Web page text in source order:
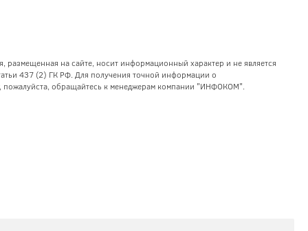
на сайте, носит информационный характер и не является
437 (2) ГК РФ. Для получения точной информации о
пожалуйста, обращайтесь к менеджерам компании "ИНФОКОМ".